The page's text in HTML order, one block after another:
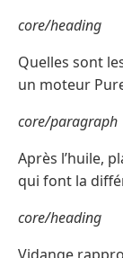
core/heading
Quelles sont
un moteur
core/paragraph
Après l’huile,
qui font la
core/heading